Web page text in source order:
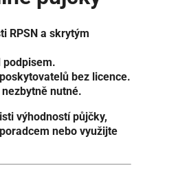
RPSN a skrytým
podpisem.
bez licence.
nutné.
výhodností půjčky,
nebo využijte